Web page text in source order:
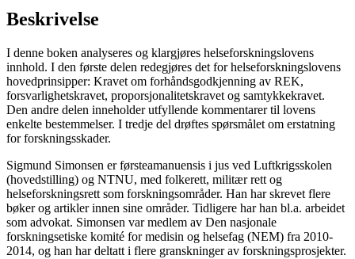
Beskrivelse
I denne boken analyseres og klargjøres helseforskningslovens
innhold. I den første delen redegjøres det for helseforskningslovens
hovedprinsipper: Kravet om forhåndsgodkjenning av REK,
forsvarlighetskravet, proporsjonalitetskravet og samtykkekravet.
Den andre delen inneholder utfyllende kommentarer til lovens
enkelte bestemmelser. I tredje del drøftes spørsmålet om erstatning
for forskningsskader.
Sigmund Simonsen er førsteamanuensis i jus ved Luftkrigsskolen
(hovedstilling) og NTNU, med folkerett, militær rett og
helseforskningsrett som forskningsområder. Han har skrevet flere
bøker og artikler innen sine områder. Tidligere har han bl.a. arbeidet
som advokat. Simonsen var medlem av Den nasjonale
forskningsetiske komité for medisin og helsefag (NEM) fra 2010-
2014, og han har deltatt i flere granskninger av forskningsprosjekter.